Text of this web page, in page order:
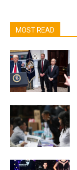
MOST READ